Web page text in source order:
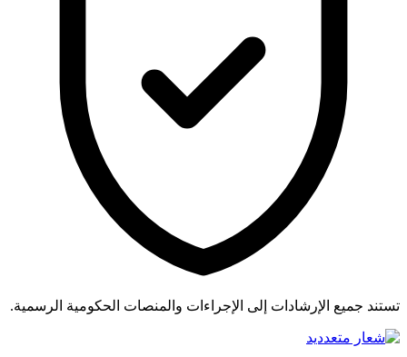
تستند جميع الإرشادات إلى الإجراءات والمنصات الحكومية الرسمية.